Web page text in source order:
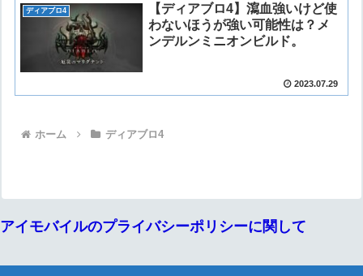
ディアブロ4
【ディアブロ4】瀉血強いけど使
わないほうが強い可能性は？メ
ンデルンミニオンビルド。
2023.07.29
ホーム ディアブロ4
アイモバイルのプライバシーポリシーに関して